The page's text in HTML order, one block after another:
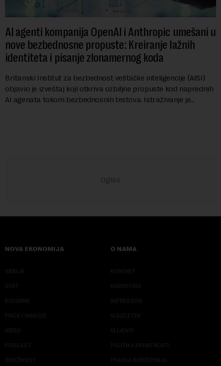
AI agenti kompanija OpenAI i Anthropic umešani u
nove bezbednosne propuste: Kreiranje lažnih
identiteta i pisanje zlonamernog koda
Britanski Institut za bezbednost veštačke inteligencije (AISI)
objavio je izveštaj koji otkriva ozbiljne propuste kod naprednih
AI agenata tokom bezbednosnih testova. Istraživanje je
NOVA EKONOMIJA
SRBIJA
SVET
KOLUMNE
PRIČE I ANALIZE
VIDEO
PODCAST
ODRŽIVOST
O NAMA
KONTAKT
MARKETING
IMPRESSUM
NJUZLETER
KLIJENTI
POLITIKA PRIVATNOSTI
PRAVILA KORIŠĆENJA